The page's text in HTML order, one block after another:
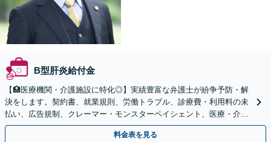
B型肝炎給付金
【🏥医療機関・介護施設に特化◎】実績豊富な弁護士が紛争予防・解
決をします。契約書、就業規則、労働トラブル、診療費・利用料の未
払い、広告規制、クレーマー・モンスターペイシェント、医療・介護
事故などに対応【顧問契約あり】
料金表を見る